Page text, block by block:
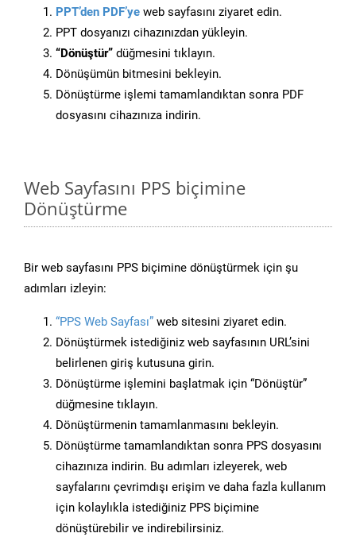
PPT’den PDF’ye web sayfasını ziyaret edin.
PPT dosyanızı cihazınızdan yükleyin.
“Dönüştür” düğmesini tıklayın.
Dönüşümün bitmesini bekleyin.
Dönüştürme işlemi tamamlandıktan sonra PDF
dosyasını cihazınıza indirin.
Web Sayfasını PPS biçimine
Dönüştürme
Bir web sayfasını PPS biçimine dönüştürmek için şu
adımları izleyin:
“PPS Web Sayfası” web sitesini ziyaret edin.
Dönüştürmek istediğiniz web sayfasının URL’sini
belirlenen giriş kutusuna girin.
Dönüştürme işlemini başlatmak için “Dönüştür”
düğmesine tıklayın.
Dönüştürmenin tamamlanmasını bekleyin.
Dönüştürme tamamlandıktan sonra PPS dosyasını
cihazınıza indirin. Bu adımları izleyerek, web
sayfalarını çevrimdışı erişim ve daha fazla kullanım
için kolaylıkla istediğiniz PPS biçimine
dönüştürebilir ve indirebilirsiniz.